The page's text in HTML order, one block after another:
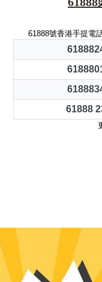
61888號香港手提電
61888